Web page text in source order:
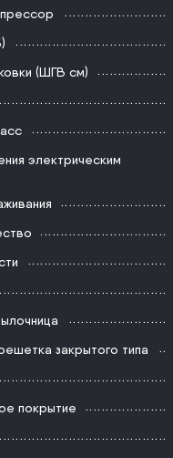
(ШГВ см)
электрическим
закрытого типа
покрытие